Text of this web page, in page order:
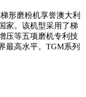
形磨粉机享誉澳大利
家。该机型采用了梯
压等五项磨机专利技
最高水平。TGM系列